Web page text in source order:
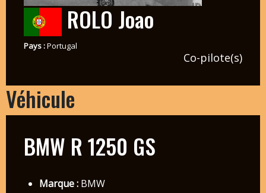
ROLO Joao
Pays :Portugal
Co-pilote(s)
Véhicule
BMW R 1250 GS
Marque :BMW